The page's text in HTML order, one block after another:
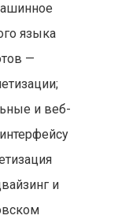
языка
—
и веб-
и